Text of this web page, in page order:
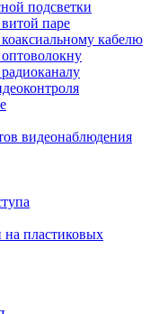
подсветки
паре
кабелю
видеонаблюдения
на пластиковых